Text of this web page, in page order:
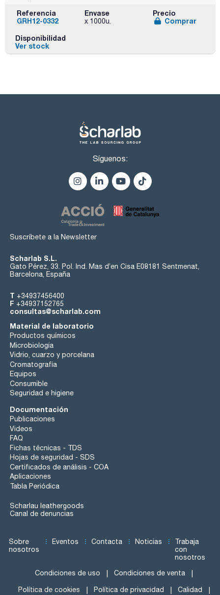
Referencia
GRH12-0332
Envase
x 1000u.
Precio
Comprar
Disponibilidad
Ver stock
Síguenos:
Suscríbete a la Newsletter
Scharlab S.L.
Gato Pérez, 33. Pol. Ind. Mas d’en Cisa E08181 Sentmenat,
Barcelona, España
T +34937456400
F +34937152765
consultas@scharlab.com
Material de laboratorio
Productos químicos
Microbiología
Vidrio, cuarzo y porcelana
Cromatografía
Equipos
Consumible
Seguridad e higiene
Documentación
Publicaciones
Videos
FAQ
Fichas técnicas - TDS
Hojas de seguridad - SDS
Certificados de análisis - COA
Aplicaciones
Tabla Periódica
Scharlau leathergoods
Canal de denuncias
Sobre
nosotros
Eventos Contacta Noticias
Trabaja
con
nosotros
Condiciones de uso Condiciones de venta
Política de cookies Política de privacidad Calidad